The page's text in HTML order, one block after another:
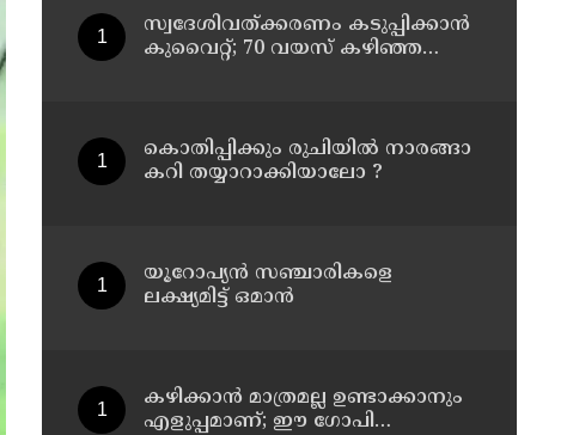
സ്വദേശിവത്ക്കരണം കടുപ്പിക്കാന്‍
കുവൈറ്റ്; 70 വയസ് കഴിഞ്ഞ
കൊതിപ്പിക്കും രുചിയിൽ നാരങ്ങാ
കറി തയ്യാറാക്കിയാലോ ?
യൂറോപ്യന്‍ സഞ്ചാരികളെ
ലക്ഷ്യമിട്ട് ഒമാന്‍
കഴിക്കാൻ മാത്രമല്ല ഉണ്ടാക്കാനും
എളുപ്പമാണ്; ഈ ഗോപി